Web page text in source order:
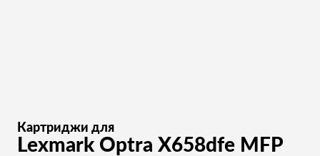
Картриджи для
Lexmark Optra X658dfe MFP